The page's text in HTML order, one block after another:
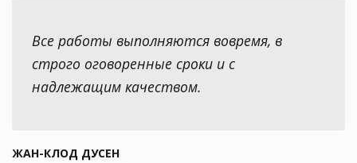
Все работы выполняются вовремя, в
строго оговоренные сроки и с
надлежащим качеством.
ЖАН-КЛОД ДУСЕН